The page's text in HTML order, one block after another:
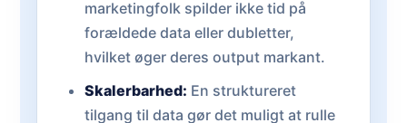
marketingfolk spilder ikke tid på
forældede data eller dubletter,
hvilket øger deres output markant.
Skalerbarhed: En struktureret
tilgang til data gør det muligt at rulle